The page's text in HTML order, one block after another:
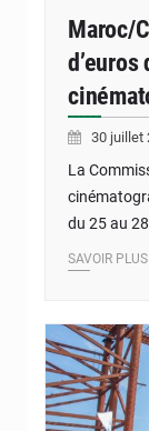
Maroc/
30 juillet
La
du 25 au
SAVOIR PLUS